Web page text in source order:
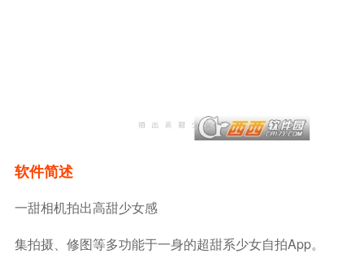
软件简述
一甜相机拍出高甜少女感
集拍摄、修图等多功能于一身的超甜系少女自拍app。